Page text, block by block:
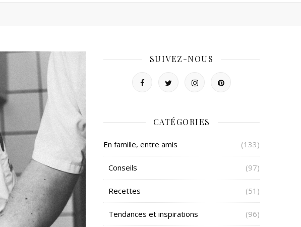
SUIVEZ-NOUS
CATÉGORIES
En famille, entre amis (133)
Conseils (97)
Recettes (51)
Tendances et inspirations (96)